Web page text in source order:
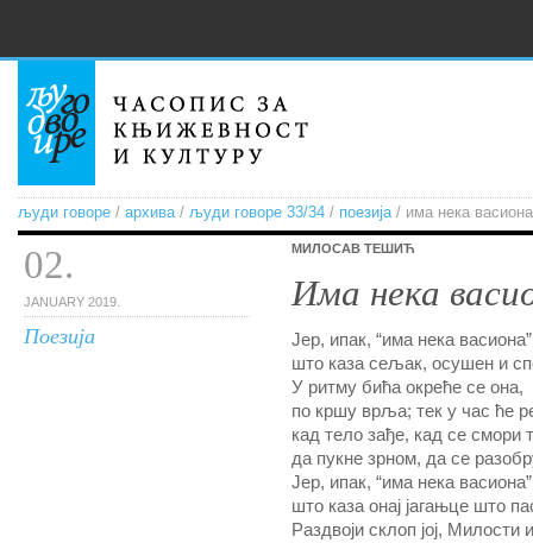
људи говоре / архива/ људи говоре 33/34 / поезија/ има нека васиона
02.
JANUARY 2019.
Поезија
MИЛОСАВ ТЕШИЋ
Има нека
Јер, ипак, “има нека
што каза сељак, осушен и
У ритму бића окреће се она,
по кршу врља; тек у час ће
кад тело зађе, кад се смори
да пукне зрном, да се
Јер, ипак, “има нека
што каза онај јагањце што
Раздвоји склоп јој, Милости